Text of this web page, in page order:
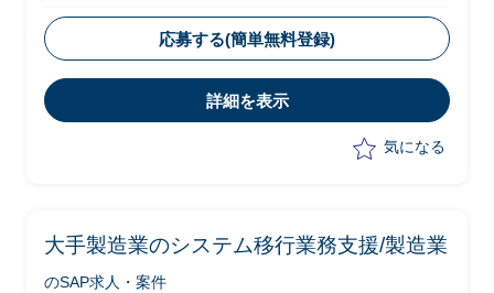
・全社統一の業務・システムを複数の工
場に一斉に導入及び展開予定
・PMOチームにて、以下業務を実施予定
-プロジェクト全体の導入展開計画の
-拠点展開における課題整理、解決策
-システム間の課題整理および調整
応募する(簡単無料登録)
詳細を表示
気になる
大手製造業のシステム移行業務支援/製造業
のSAP求人・案件